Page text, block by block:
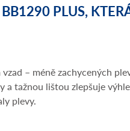
PLUS,
– méně zachycených
tažnou lištou zlepšuje
plevy.